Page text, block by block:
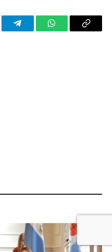
TelegramWhatsAppCopy